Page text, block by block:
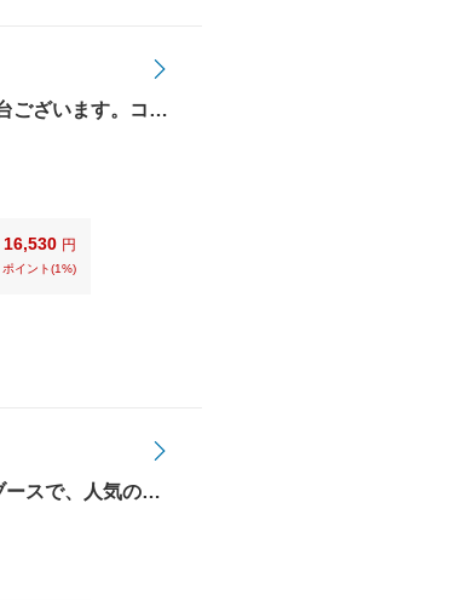
ございます。コー
でしっかりとさ
16,530 円
ポイント(1%)
スで、人気のEX